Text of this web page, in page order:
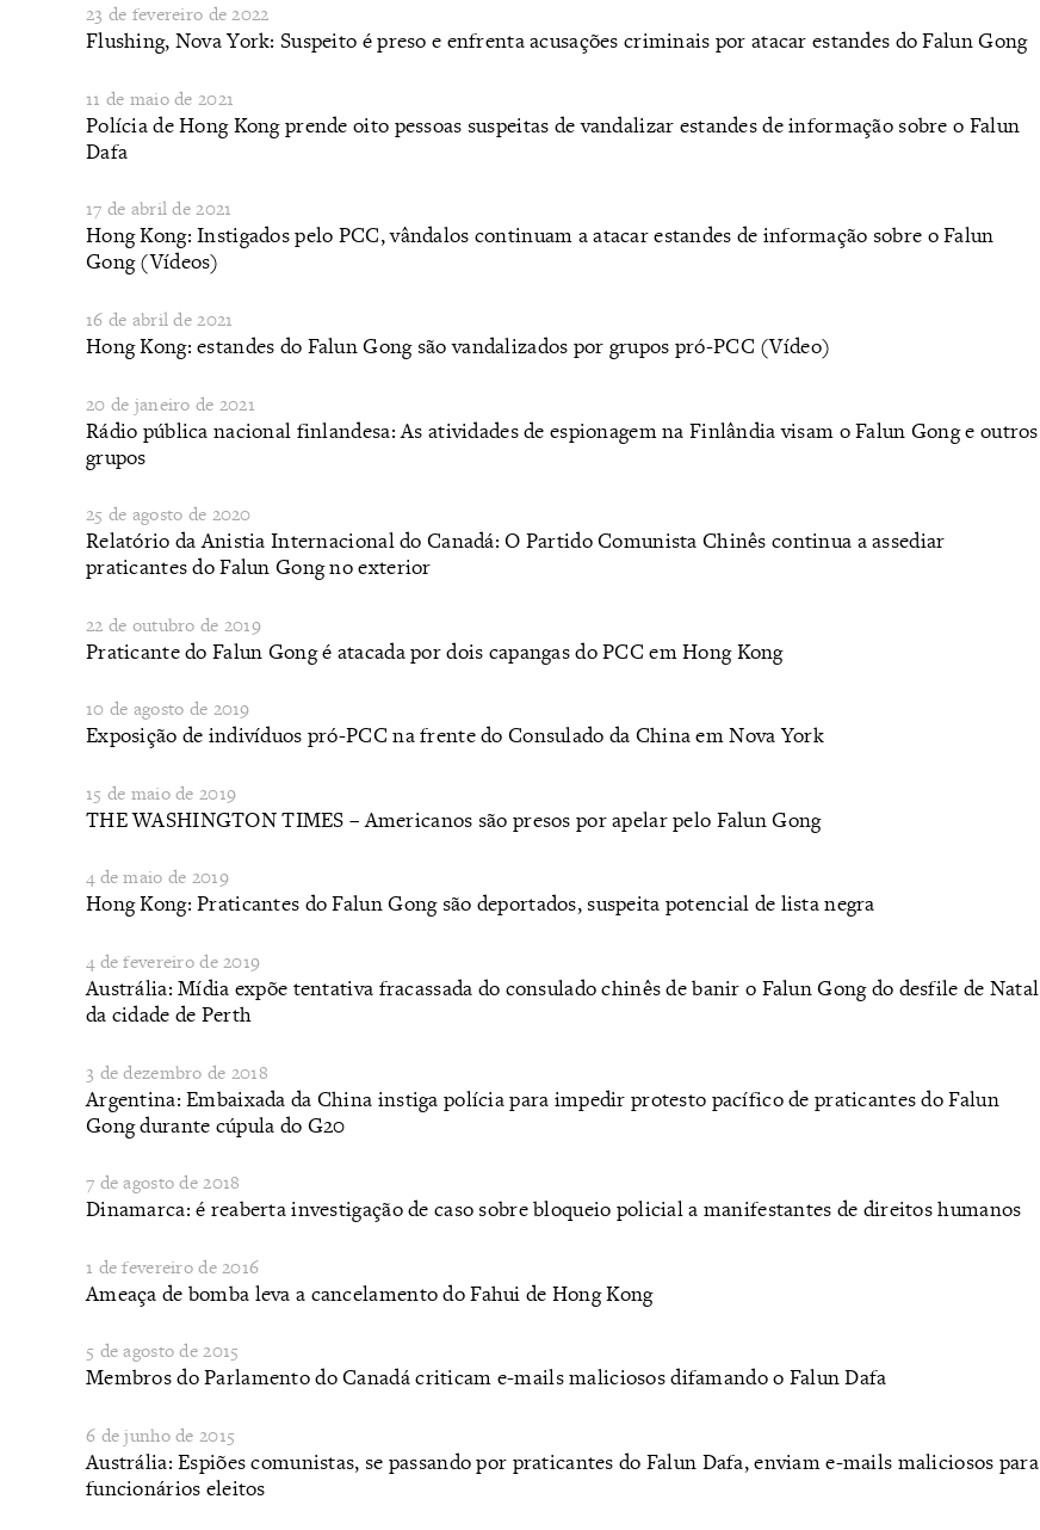
23 de fevereiro de 2022
Flushing, Nova York: Suspeito é preso e enfrenta acusações criminais por atacar estandes do Falun Gong
11 de maio de 2021
Polícia de Hong Kong prende oito pessoas suspeitas de vandalizar estandes de informação sobre o Falun
Dafa
17 de abril de 2021
Hong Kong: Instigados pelo PCC, vândalos continuam a atacar estandes de informação sobre o Falun
Gong (Vídeos)
16 de abril de 2021
Hong Kong: estandes do Falun Gong são vandalizados por grupos pró-PCC (Vídeo)
20 de janeiro de 2021
Rádio pública nacional finlandesa: As atividades de espionagem na Finlândia visam o Falun Gong e outros
grupos
25 de agosto de 2020
Relatório da Anistia Internacional do Canadá: O Partido Comunista Chinês continua a assediar
praticantes do Falun Gong no exterior
22 de outubro de 2019
Praticante do Falun Gong é atacada por dois capangas do PCC em Hong Kong
10 de agosto de 2019
Exposição de indivíduos pró-PCC na frente do Consulado da China em Nova York
15 de maio de 2019
THE WASHINGTON TIMES – Americanos são presos por apelar pelo Falun Gong
4 de maio de 2019
Hong Kong: Praticantes do Falun Gong são deportados, suspeita potencial de lista negra
4 de fevereiro de 2019
Austrália: Mídia expõe tentativa fracassada do consulado chinês de banir o Falun Gong do desfile de Natal
da cidade de Perth
3 de dezembro de 2018
Argentina: Embaixada da China instiga polícia para impedir protesto pacífico de praticantes do Falun
Gong durante cúpula do G20
7 de agosto de 2018
Dinamarca: é reaberta investigação de caso sobre bloqueio policial a manifestantes de direitos humanos
1 de fevereiro de 2016
Ameaça de bomba leva a cancelamento do Fahui de Hong Kong
5 de agosto de 2015
Membros do Parlamento do Canadá criticam e-mails maliciosos difamando o Falun Dafa
6 de junho de 2015
Austrália: Espiões comunistas, se passando por praticantes do Falun Dafa, enviam e-mails maliciosos para
funcionários eleitos